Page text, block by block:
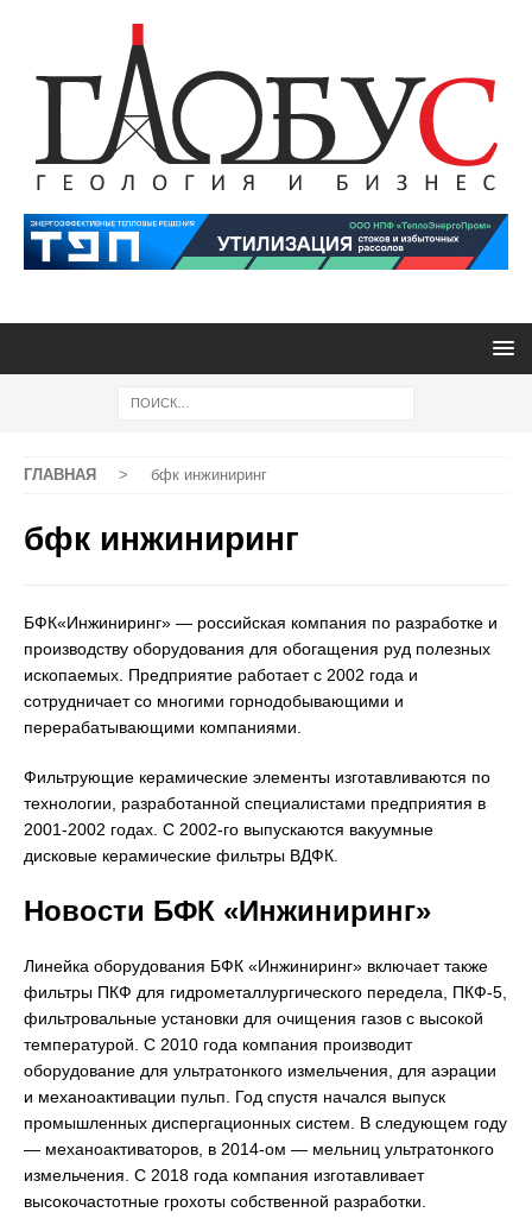
ГЛАВНАЯ > бфк инжиниринг
бфк инжиниринг
БФК«Инжиниринг» — российская компания по разработке и
производству оборудования для обогащения руд полезных
ископаемых. Предприятие работает с 2002 года и
сотрудничает со многими горнодобывающими и
перерабатывающими компаниями.
Фильтрующие керамические элементы изготавливаются по
технологии, разработанной специалистами предприятия в
2001-2002 годах. С 2002-го выпускаются вакуумные
дисковые керамические фильтры ВДФК.
Новости БФК «Инжиниринг»
Линейка оборудования БФК «Инжиниринг» включает также
фильтры ПКФ для гидрометаллургического передела, ПКФ-5,
фильтровальные установки для очищения газов с высокой
температурой. С 2010 года компания производит
оборудование для ультратонкого измельчения, для аэрации
и механоактивации пульп. Год спустя начался выпуск
промышленных диспергационных систем. В следующем году
— механоактиваторов, в 2014-ом — мельниц ультратонкого
измельчения. С 2018 года компания изготавливает
высокочастотные грохоты собственной разработки.